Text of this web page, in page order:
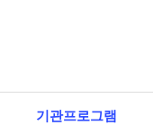
기관프로그램